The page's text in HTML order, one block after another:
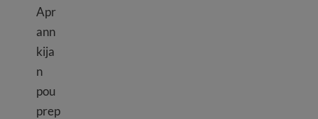
Apr
ann
kija
n
pou
prep